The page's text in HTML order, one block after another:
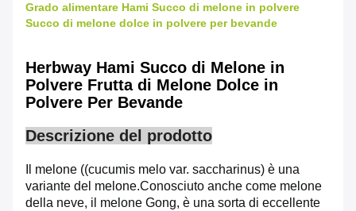
Grado alimentare Hami Succo di melone in polvere
Succo di melone dolce in polvere per bevande
Herbway Hami Succo di Melone in
Polvere Frutta di Melone Dolce in
Polvere Per Bevande
Descrizione del prodotto
Il melone ((cucumis melo var. saccharinus) è una
variante del melone.Conosciuto anche come melone
della neve, il melone Gong, è una sorta di eccellente